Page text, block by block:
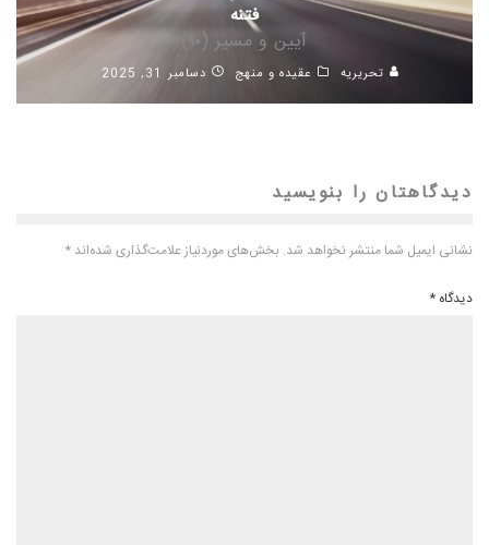
فتنه
آیین و مسیر (۱۰)
تحریریه عقیده و منهج دسامبر 31, 2025
دیدگاهتان را بنویسید
نشانی ایمیل شما منتشر نخواهد شد. بخش‌های موردنیاز علامت‌گذاری شده‌اند *
دیدگاه *